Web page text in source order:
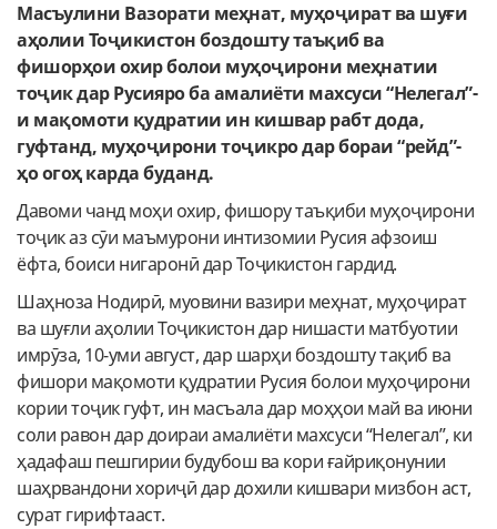
Масъулини Вазорати меҳнат, муҳоҷират ва шуғи
аҳолии Тоҷикистон боздошту таъқиб ва
фишорҳои охир болои муҳоҷирони меҳнатии
тоҷик дар Русияробаамалиёти махсуси “Нелегал”-
и мақомоти қудратии ин кишваррабт дода,
гуфтанд, муҳоҷирони тоҷикро дар бораи “рейд”-
ҳо огоҳ карда буданд.
Давоми чанд моҳи охир, фишору таъқиби муҳоҷирони
тоҷик аз сӯи маъмурони интизомии Русия афзоиш
ёфта, боиси нигаронӣ дар Тоҷикистон гардид.
Шаҳноза Нодирӣ, муовини вазири меҳнат, муҳоҷират
ва шуғли аҳолии Тоҷикистон дар нишасти матбуотии
имрӯза, 10-уми август, дар шарҳи боздошту тақиб ва
фишори мақомоти қудратии Русия болои муҳоҷирони
кории тоҷик гуфт, ин масъала дар моҳҳои май ва июни
соли равон дар доираи амалиёти махсуси “Нелегал”, ки
ҳадафаш пешгирии будубош ва кори ғайриқонунии
шаҳрвандони хориҷӣ дар дохили кишвари мизбон аст,
сурат гирифтааст.